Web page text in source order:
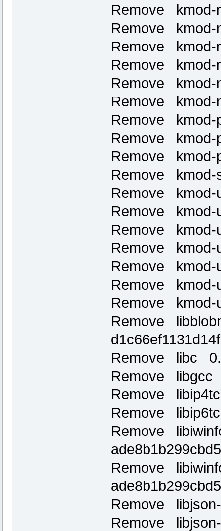
Remove kmod-
Remove
Remove
Remove
Remove kmod-
Remove kmod-
Remove
Remove
Remove
Remove
Remove kmod-
Remove kmod-
Remove kmod-
Remove kmod-
Remove kmod-
Remove kmod-
Remove
Remove
Remove libc
Remove libgcc
Remove
Remove
Remove
Remove
Remove
Remove